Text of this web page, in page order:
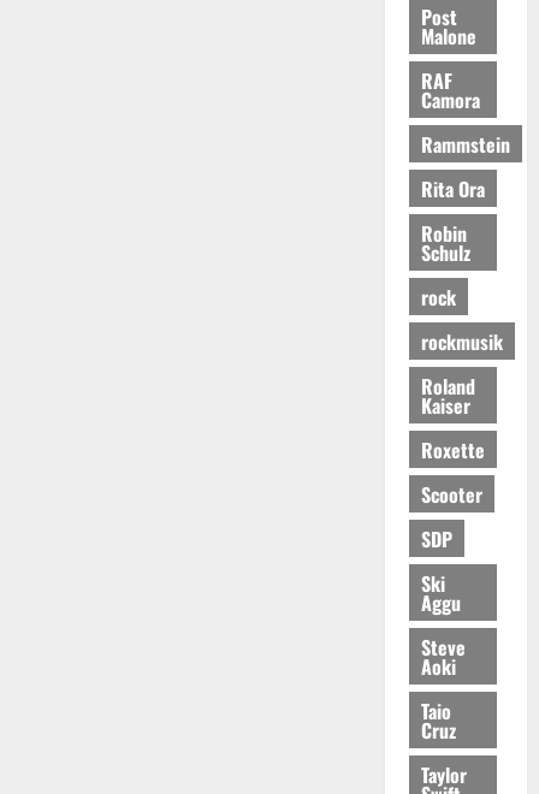
Post
Malone
RAF
Camora
Rammstein
Rita Ora
Robin
Schulz
rock
rockmusik
Roland
Kaiser
Roxette
Scooter
SDP
Ski
Aggu
Steve
Aoki
Taio
Cruz
Taylor